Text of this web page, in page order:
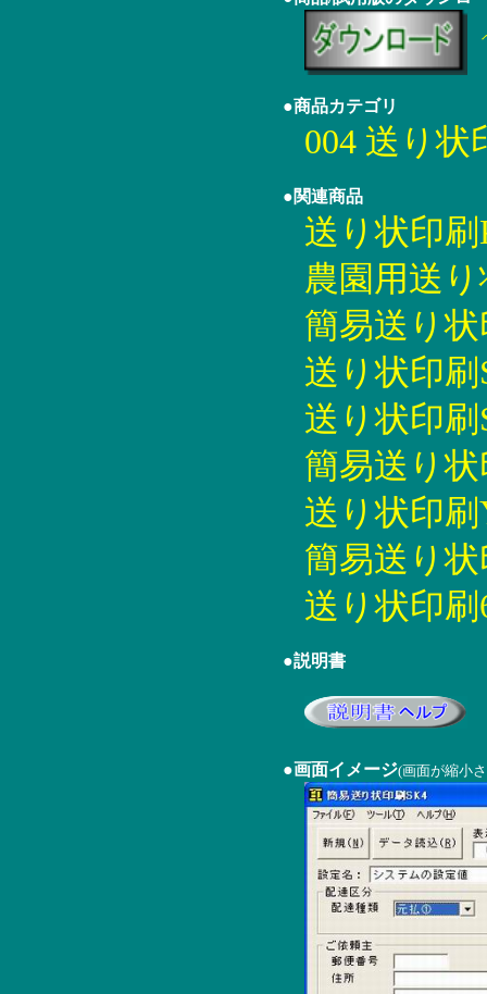
●商品カテゴリ
004 送り状
●関連商品
送り状印刷
農園用送
簡易送り状
送り状印刷
送り状印刷
簡易送り状
送り状印刷
簡易送り状
送り状印刷
●説明書
●画面イメージ(画面が縮小